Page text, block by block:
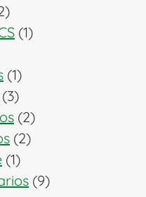
2
productos
11
11
producto
33
productos
22
productos
22
11
producto
99